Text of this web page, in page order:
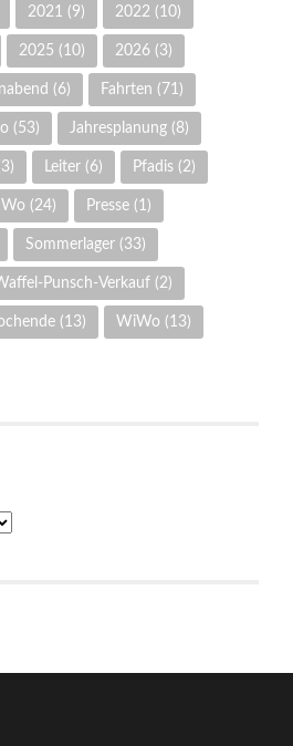
2021 (9) 2022 (10)
2025 (10) 2026 (3)
(6) Fahrten (71)
(53) Jahresplanung (8)
Leiter (6) Pfadis (2)
(24) Presse (1)
Sommerlager (33)
Punsch-Verkauf (2)
(13) WiWo (13)